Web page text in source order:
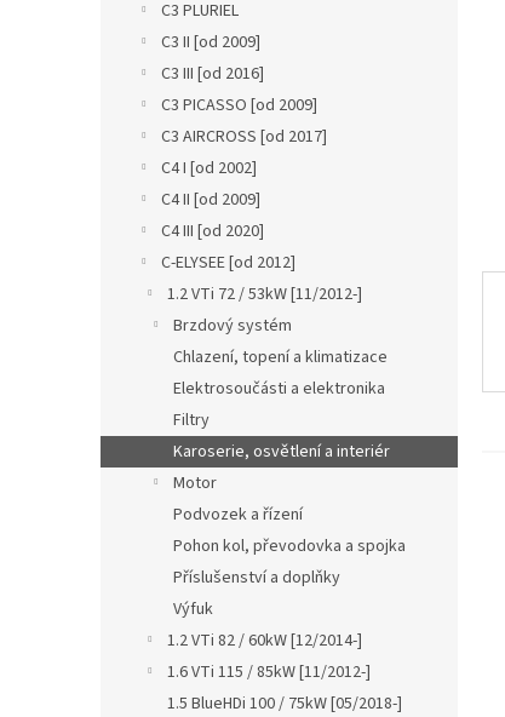
C3 PLURIEL
C3 II [od 2009]
C3 III [od 2016]
C3 PICASSO [od 2009]
C3 AIRCROSS [od 2017]
C4 I [od 2002]
C4 II [od 2009]
C4 III [od 2020]
C-ELYSEE [od 2012]
1.2 VTi 72 / 53kW [11/2012-]
Brzdový systém
Chlazení, topení a klimatizace
Elektrosoučásti a elektronika
Filtry
Karoserie, osvětlení a interiér
Motor
Podvozek a řízení
Pohon kol, převodovka a spojka
Příslušenství a doplňky
Výfuk
1.2 VTi 82 / 60kW [12/2014-]
1.6 VTi 115 / 85kW [11/2012-]
1.5 BlueHDi 100 / 75kW [05/2018-]